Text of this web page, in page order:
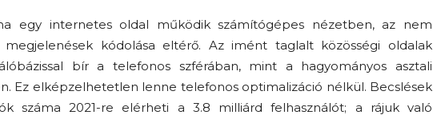
egy internetes oldal működik számítógépes nézetben, az nem
kódolása eltérő. Az imént taglalt közösségi oldalak
bír a telefonos szférában, mint a hagyományos asztali
Ez elképzelhetetlen lenne telefonos optimalizáció nélkül. Becslések
száma 2021-re elérheti a 3.8 milliárd felhasználót; a rájuk való